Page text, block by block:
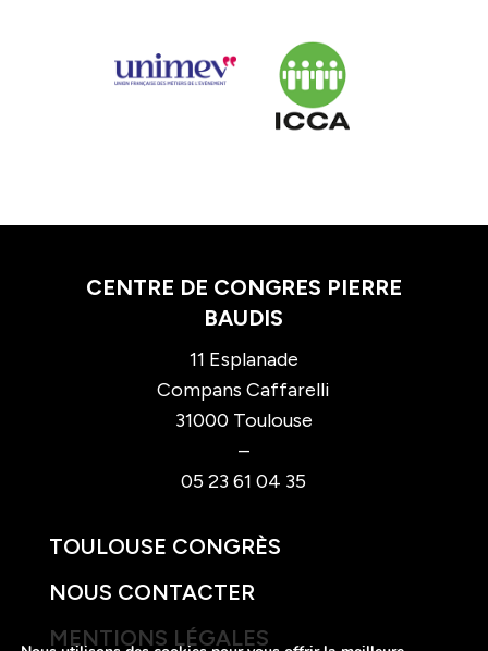
CENTRE DE CONGRES PIERRE
BAUDIS
11 Esplanade
Compans Caffarelli
31000 Toulouse
–
05 23 61 04 35
TOULOUSE CONGRÈS
NOUS CONTACTER
MENTIONS LÉGALES